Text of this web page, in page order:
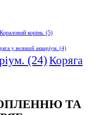
Кораловий корінь. (5)
у великий акваріум. (4)
(24)Коряга
ТА